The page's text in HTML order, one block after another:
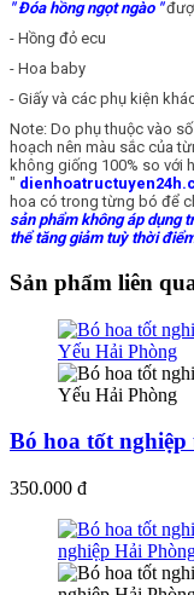
" Đóa hồng ngọt ngào "
- Hồng đỏ ecu
- Hoa baby
- Giấy và các phụ kiện
Note: Do phụ thuộc vào
hoạch nên màu sắc của
không giống 100% so với
"
hoa có trong từng bó để
sản phẩm không áp dụng
thể tăng giảm tuỳ thời
Sản phẩm liên
Bó hoa tốt nghiệp
350.000 đ